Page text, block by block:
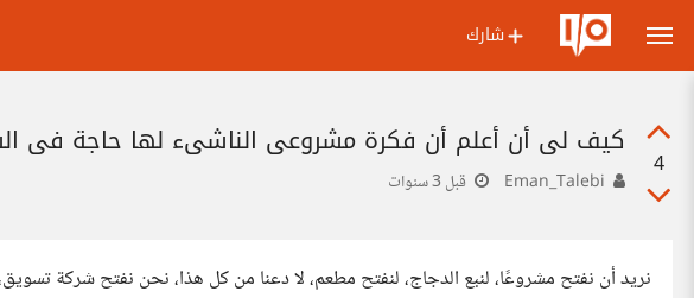
شارك
4
كيف لي أن أعلم أن فكرة مشروعي الناشيء لها حاجة في
قبل 3 سنوات
نريد أن نفتح مشروعًا، لنبع الدجاج، لنفتح مطعم، لا دعنا من كل هذا، نحن نفتح شركة